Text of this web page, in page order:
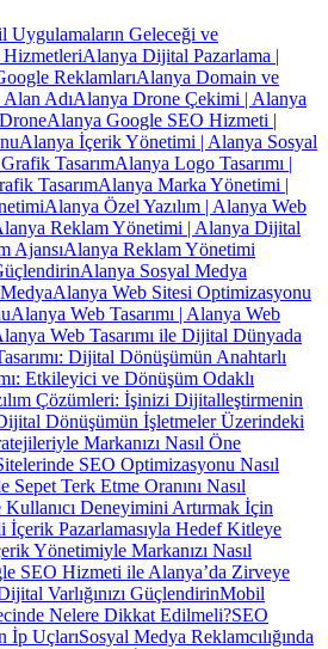
Uygulamaların Geleceği ve
Alanya Dijital Pazarlama |
ReklamlarıAlanya Domain ve
AdıAlanya Drone Çekimi | Alanya
Alanya Google SEO Hizmeti |
Alanya İçerik Yönetimi | Alanya Sosyal
TasarımAlanya Logo Tasarımı |
TasarımAlanya Marka Yönetimi |
Alanya Özel Yazılım | Alanya Web
Reklam Yönetimi | Alanya Dijital
AjansıAlanya Reklam Yönetimi
Alanya Sosyal Medya
Alanya Web Sitesi Optimizasyonu
Alanya Web Tasarımı | Alanya Web
Web Tasarımı ile Dijital Dünyada
Dijital Dönüşümün Anahtarlı
Etkileyici ve Dönüşüm Odaklı
Çözümleri: İşinizi Dijitalleştirmenin
Dönüşümün İşletmeler Üzerindeki
Markanızı Nasıl Öne
SEO Optimizasyonu Nasıl
Sepet Terk Etme Oranını Nasıl
Kullanıcı Deneyimini Artırmak İçin
İçerik Pazarlamasıyla Hedef Kitleye
Yönetimiyle Markanızı Nasıl
SEO Hizmeti ile Alanya’da Zirveye
Varlığınızı GüçlendirinMobil
Nelere Dikkat Edilmeli?SEO
İp UçlarıSosyal Medya Reklamcılığında